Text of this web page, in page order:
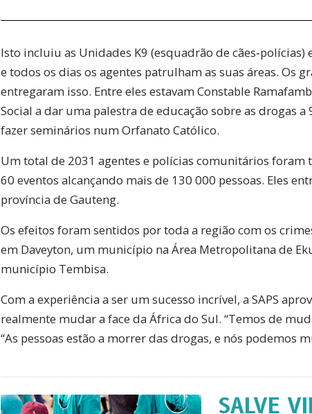
Isto incluiu as Unidades K9 (esquadrão de
e todos os dias os agentes patrulham as suas áreas. Os
entregaram isso. Entre eles estavam Constable
Social a dar uma palestra de educação sobre as drogas a
fazer seminários num Orfanato Católico.
Um total de 2031 agentes e polícias comunitários foram
60 eventos alcançando mais de 130 000 pessoas. Eles
província de Gauteng.
Os efeitos foram sentidos por toda a região com os
em Daveyton, um município na Área Metropolitana de
município Tembisa.
Com a experiência a ser um sucesso incrível, a SAPS
realmente mudar a face da África do Sul. “Temos de
“As pessoas estão a morrer das drogas, e nós podemos
SALVE